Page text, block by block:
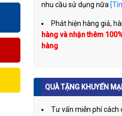
nhu cầu sử dụng nữa
Phát hiện hàng giả,
hàng và nhận thêm
hàng
QUÀ TẶNG KHUYẾN MẠI
Tư vấn miễn phí cách